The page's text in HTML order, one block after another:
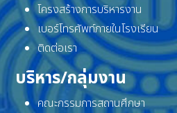
โครงสร้างการบริหารงาน
เบอร์โทรศัพท์ภายในโรงเรียน
ติดต่อเรา
บริหาร/กลุ่มงาน
คณะกรรมการสถานศึกษา